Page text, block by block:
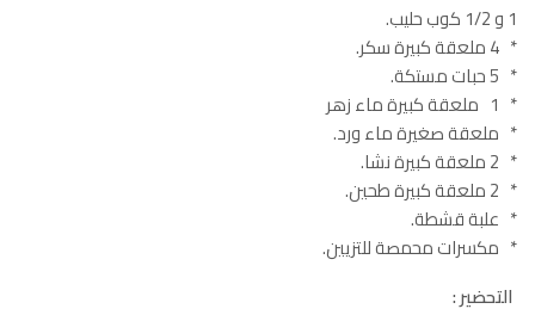
1 و 1/2 كوب حليب.
* 4 ملعقة كبيرة سكر.
* 5 حبات مستكة.
* 1 ملعقة كبيرة ماء زهر
* ملعقة صغيرة ماء ورد.
* 2 ملعقة كبيرة نشا.
* 2 ملعقة كبيرة طحين.
* علبة قشطة.
* مكسرات محمصة للتزيين.
التحضير :